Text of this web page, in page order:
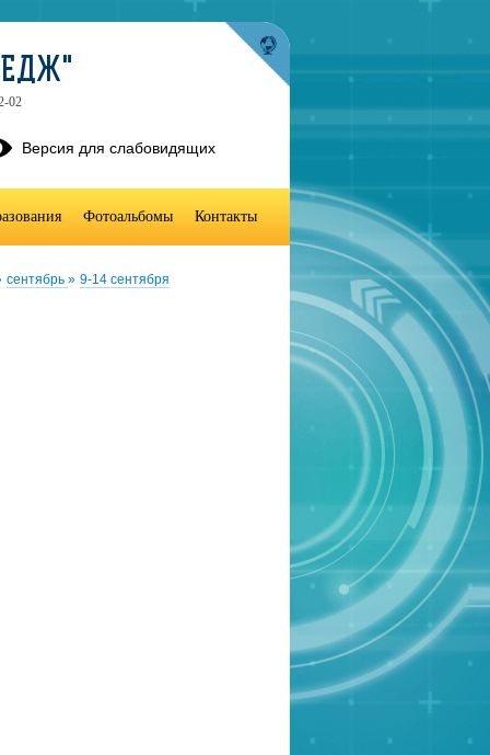
сентябрь » 9-14 сентября
02
Версия для слабовидящих
Фотоальбомы Контакты